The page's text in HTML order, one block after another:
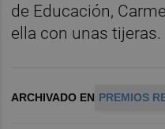
de Educación,
ella con unas tijeras.
ARCHIVADO EN PREMIOS